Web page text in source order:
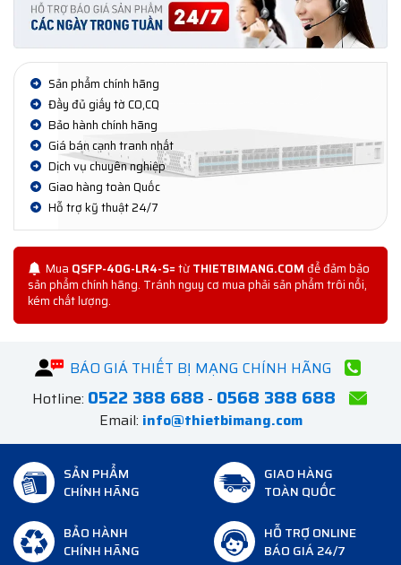
Sản phẩm chính hãng
Đầy đủ giấy tờ CO,CQ
Bảo hành chính hãng
Giá bán cạnh tranh nhất
Dịch vụ chuyên nghiệp
Giao hàng toàn Quốc
Hỗ trợ kỹ thuật 24/7
Mua QSFP-40G-LR4-S=từTHIETBIMANG.COMđể đảm bảo
sản phẩm chính hãng. Tránh nguy cơ mua phải sản phẩm trôi nổi,
kém chất lượng.
BÁO GIÁ THIẾT BỊ MẠNG CHÍNH HÃNG
Hotline: 0522 388 688 - 0568 388 688
Email: info@thietbimang.com
SẢN PHẨM
CHÍNH HÃNG
GIAO HÀNG
TOÀN QUỐC
BẢO HÀNH
CHÍNH HÃNG
HỖ TRỢ ONLINE
BÁO GIÁ 24/7